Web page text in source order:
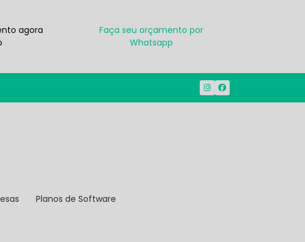
agora
Faça seu orçamento por
Whatsapp
Planos de Software